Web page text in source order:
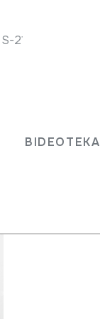
BIDEOTEKA
21707. 1976.